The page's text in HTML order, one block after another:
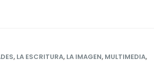
, LA ESCRITURA, LA IMAGEN, MULTIMEDIA,